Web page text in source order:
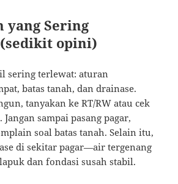
yang Sering
opini)
sering terlewat: aturan
batas tanah, dan drainase.
tanyakan ke RT/RW atau cek
sampai pasang pagar,
soal batas tanah. Selain itu,
di sekitar pagar—air tergenang
dan fondasi susah stabil.